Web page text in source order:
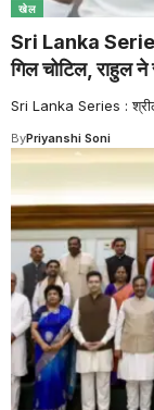
खेल
Sri Lanka Series
गिल चोटिल, राहुल ने
Sri Lanka Series :
ByPriyanshi Soni